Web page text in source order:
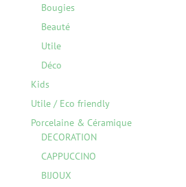
Bougies
Beauté
Utile
Déco
Kids
Utile / Eco friendly
Porcelaine & Céramique
DECORATION
CAPPUCCINO
BIJOUX